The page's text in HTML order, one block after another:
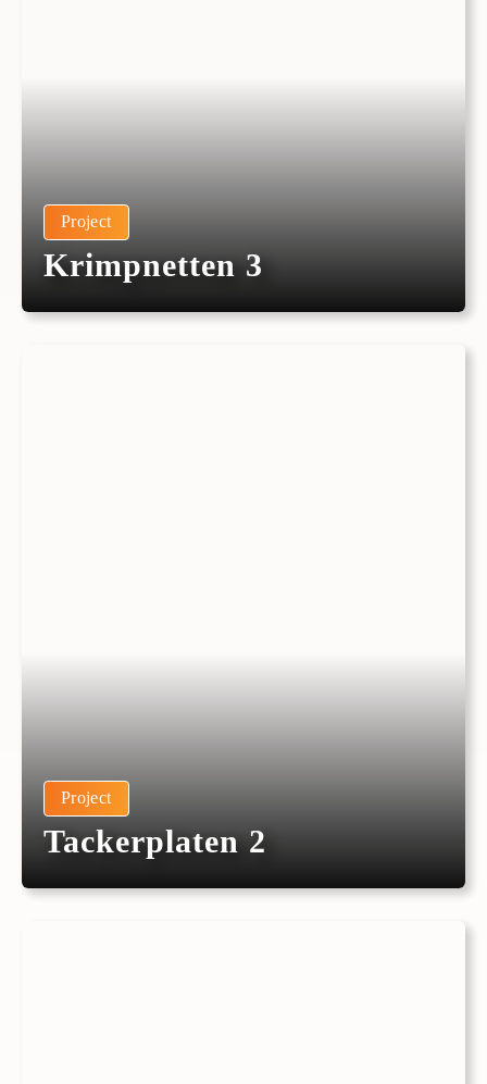
Project
Krimpnetten 3
Project
Tackerplaten 2